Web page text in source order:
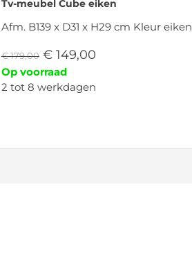
Tv-meubel Cube eiken
Afm. B139 x D31 x H29 cm Kleur eiken
€179,00 €149,00
Op voorraad
2 tot 8 werkdagen